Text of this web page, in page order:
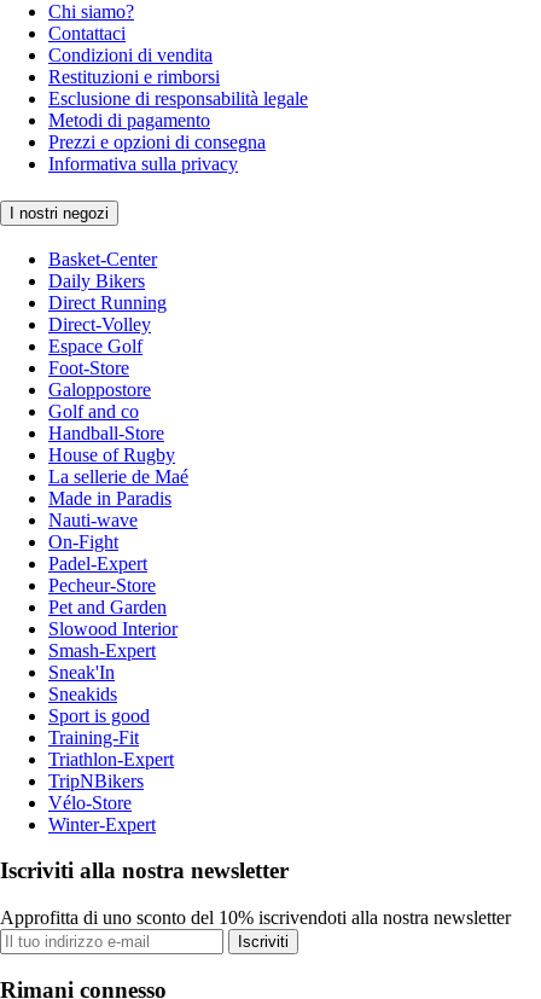
Chi siamo?
Contattaci
Condizioni di vendita
Restituzioni e rimborsi
Esclusione di responsabilità legale
Metodi di pagamento
Prezzi e opzioni di consegna
Informativa sulla privacy
I nostri negozi
Basket-Center
Daily Bikers
Direct Running
Direct-Volley
Espace Golf
Foot-Store
Galoppostore
Golf and co
Handball-Store
House of Rugby
La sellerie de Maé
Made in Paradis
Nauti-wave
On-Fight
Padel-Expert
Pecheur-Store
Pet and Garden
Slowood Interior
Smash-Expert
Sneak'In
Sneakids
Sport is good
Training-Fit
Triathlon-Expert
TripNBikers
Vélo-Store
Winter-Expert
Iscriviti alla nostra newsletter
Approfitta di uno sconto del 10% iscrivendoti alla nostra newsletter
Iscriviti
Rimani connesso